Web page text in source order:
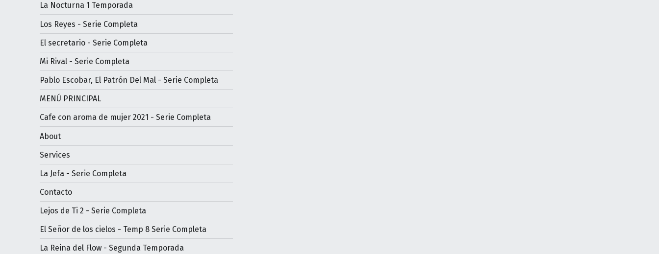
La Nocturna 1 Temporada
Los Reyes - Serie Completa
El secretario - Serie Completa
Mi Rival - Serie Completa
Pablo Escobar, El Patrón Del Mal - Serie Completa
MENÚ PRINCIPAL
Cafe con aroma de mujer 2021 - Serie Completa
About
Services
La Jefa - Serie Completa
Contacto
Lejos de Ti 2 - Serie Completa
El Señor de los cielos - Temp 8 Serie Completa
La Reina del Flow - Segunda Temporada